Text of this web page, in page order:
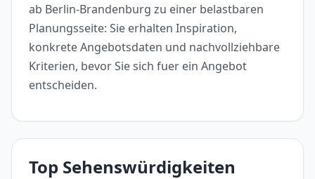
ab Berlin-Brandenburg zu einer belastbaren
Planungsseite: Sie erhalten Inspiration,
konkrete Angebotsdaten und nachvollziehbare
Kriterien, bevor Sie sich fuer ein Angebot
entscheiden.
Top Sehenswürdigkeiten